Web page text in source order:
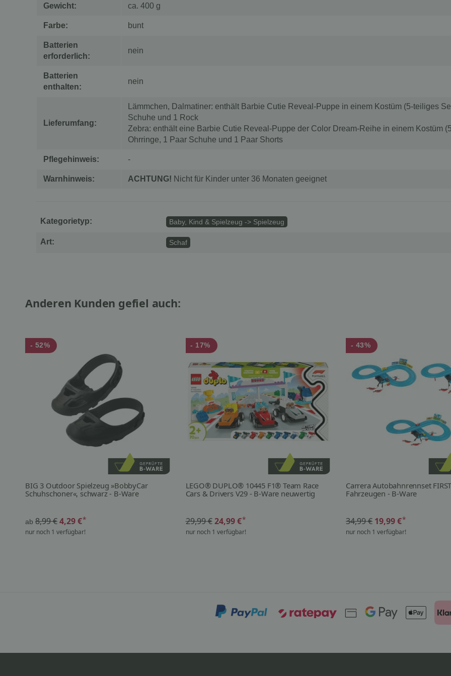
Gewicht: ca. 400 g
Farbe: bunt
Batterien
erforderlich:
nein
Batterien
enthalten:
nein
Lieferumfang:
Lämmchen, Dalmatiner: enthält Barbie Cutie Reveal-Puppe in einem Kostüm (5-teiliges
Schuhe und 1 Rock
Zebra: enthält eine Barbie Cutie Reveal-Puppe der Color Dream-Reihe in einem Kostüm
Ohrringe, 1 Paar Schuhe und 1 Paar Shorts
Pflegehinweis: -
Warnhinweis: ACHTUNG! Nicht für Kinder unter 36 Monaten geeignet
Kategorietyp: Baby, Kind & Spielzeug -> Spielzeug
Art: Schaf
Anderen Kunden gefiel auch:
- 52%
BIG 3 Outdoor Spielzeug »BobbyCar
Schuhschoner«, schwarz - B-Ware
ab 8,99 €4,29 €*
nur noch 1 verfügbar!
- 17%
LEGO® DUPLO® 10445 F1® Team Race
Cars & Drivers V29 - B-Ware neuwertig
29,99 € 24,99 €*
nur noch 1 verfügbar!
- 43%
Carrera Autobahnrennset
Fahrzeugen - B-Ware
34,99 € 19,99 €*
nur noch 1 verfügbar!